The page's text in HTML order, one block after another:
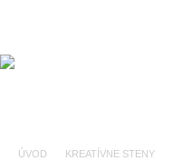
ÚVOD KREATÍVNE STENY